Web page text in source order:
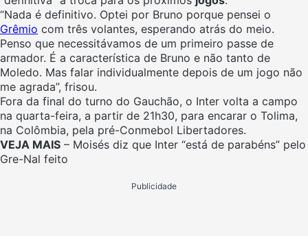
“Nada é definitivo. Optei por Bruno porque pensei o
Grêmio com três volantes, esperando atrás do meio.
Penso que necessitávamos de um primeiro passe de
armador. É a característica de Bruno e não tanto de
Moledo. Mas falar individualmente depois de um jogo não
me agrada”, frisou.
Fora da final do turno do Gauchão, o Inter volta a campo
na quarta-feira, a partir de 21h30, para encarar o Tolima,
na Colômbia, pela pré-Conmebol Libertadores.
VEJA MAIS – Moisés diz que Inter “está de parabéns” pelo
Gre-Nal feito
Publicidade